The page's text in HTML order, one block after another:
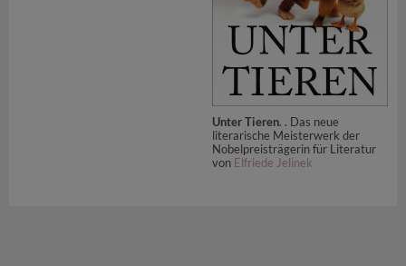
Unter Tieren. . Das neue
literarische Meisterwerk der
Nobelpreisträgerin für Literatur
von Elfriede Jelinek